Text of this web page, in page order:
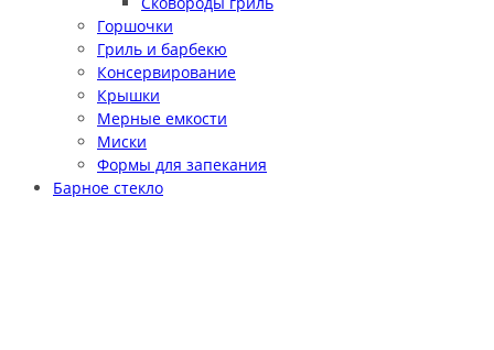
Горшочки
Гриль и барбекю
Консервирование
Крышки
Мерные емкости
Миски
Формы для запекания
Барное стекло